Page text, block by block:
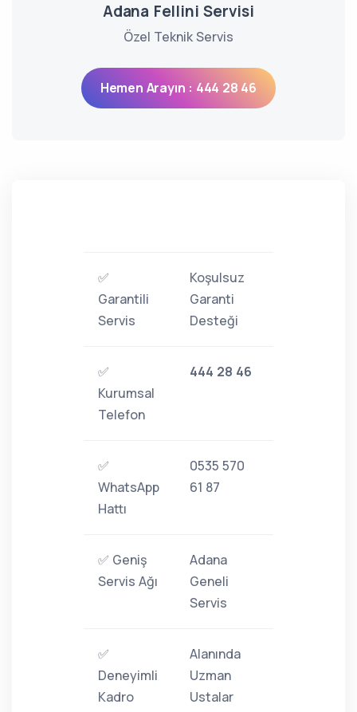
Adana Fellini Servisi
Özel Teknik Servis
Hemen Arayın : 444 28 46
✅
Garantili
Servis
Koşulsuz
Garanti
Desteği
✅
Kurumsal
Telefon
444 28 46
✅
WhatsApp
Hattı
0535 570
61 87
✅ Geniş
Servis Ağı
Adana
Geneli
Servis
✅
Deneyimli
Kadro
Alanında
Uzman
Ustalar